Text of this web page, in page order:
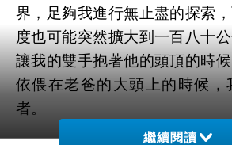
界，足夠我進行無止盡的探索
度也可能突然擴大到一百八十
讓我的雙手抱著他的頭頂的時
依偎在老爸的大頭上的時候，
者。
繼續閱讀